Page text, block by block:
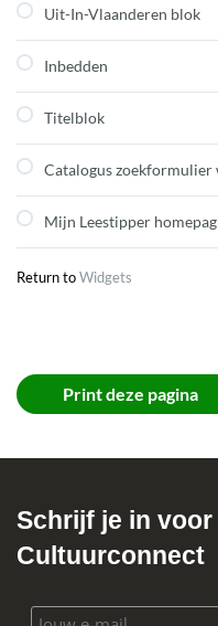
Uit-In-Vlaanderen blok
Inbedden
Titelblok
Catalogus zoekformulier
Mijn Leestipper
Return toWidgets
Print deze pagina
Schrijf je in
Cultuurconnect